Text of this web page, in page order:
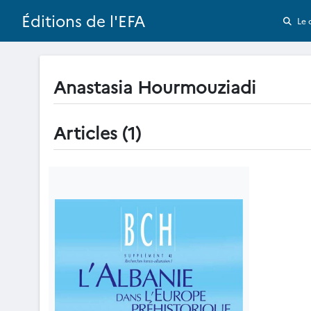
Éditions de l'EFA Le
Anastasia Hourmouziadi
Articles (1)